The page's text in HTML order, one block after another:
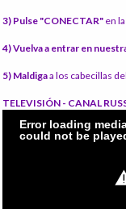
3) Pulse "CONECTAR" en
4) Vuelva a entrar en
5) Maldigaa los cabecillas
TELEVISIÓN - CANAL